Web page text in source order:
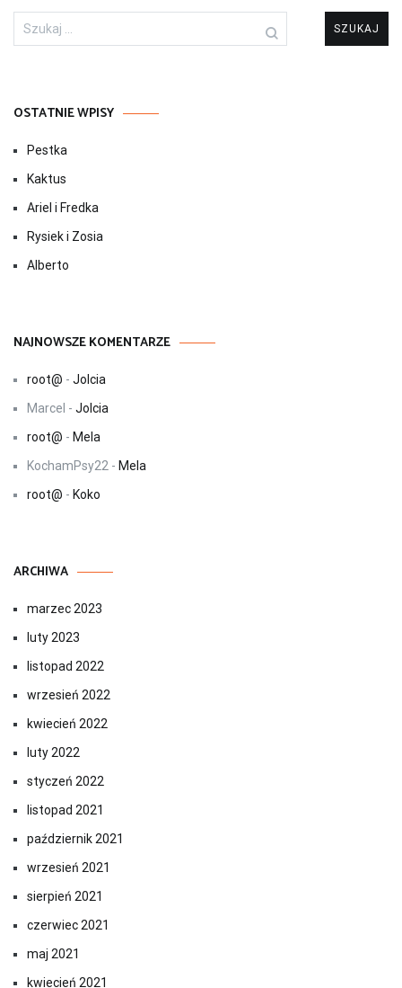
Szukaj:
OSTATNIE WPISY
Pestka
Kaktus
Ariel i Fredka
Rysiek i Zosia
Alberto
NAJNOWSZE KOMENTARZE
root@ - Jolcia
Marcel - Jolcia
root@ - Mela
KochamPsy22 - Mela
root@ - Koko
ARCHIWA
marzec 2023
luty 2023
listopad 2022
wrzesień 2022
kwiecień 2022
luty 2022
styczeń 2022
listopad 2021
październik 2021
wrzesień 2021
sierpień 2021
czerwiec 2021
maj 2021
kwiecień 2021